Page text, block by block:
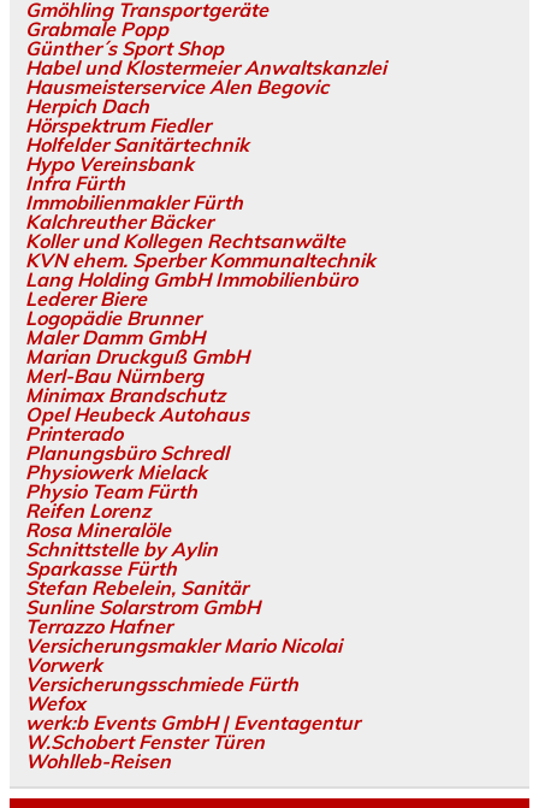
Gmöhling Transportgeräte
Grabmale Popp
Günther´s Sport Shop
Habel und Klostermeier Anwaltskanzlei
Hausmeisterservice Alen Begovic
Herpich Dach
Hörspektrum Fiedler
Holfelder Sanitärtechnik
Hypo Vereinsbank
Infra Fürth
Immobilienmakler Fürth
Kalchreuther Bäcker
Koller und Kollegen Rechtsanwälte
KVN ehem. Sperber Kommunaltechnik
Lang Holding GmbH Immobilienbüro
Lederer Biere
Logopädie Brunner
Maler Damm GmbH
Marian Druckguß GmbH
Merl-Bau Nürnberg
Minimax Brandschutz
Opel Heubeck Autohaus
Printerado
Planungsbüro Schredl
Physiowerk Mielack
Physio Team Fürth
Reifen Lorenz
Rosa Mineralöle
Schnittstelle by Aylin
Sparkasse Fürth
Stefan Rebelein, Sanitär
Sunline Solarstrom GmbH
Terrazzo Hafner
Versicherungsmakler Mario Nicolai
Vorwerk
Versicherungsschmiede Fürth
Wefox
werk:b Events GmbH | Eventagentur
W.Schobert Fenster Türen
Wohlleb-Reisen